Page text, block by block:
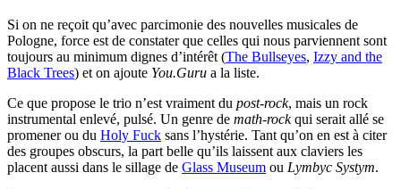
Si on ne reçoit qu’avec parcimonie des nouvelles musicales de
Pologne, force est de constater que celles qui nous parviennent sont
toujours au minimum dignes d’intérêt (The Bullseyes, Izzy and the
Black Trees) et on ajoute You.Guru a la liste.
Ce que propose le trio n’est vraiment du post-rock, mais un rock
instrumental enlevé, pulsé. Un genre de math-rockqui serait allé se
promener ou du Holy Fuck sans l’hystérie. Tant qu’on en est à citer
des groupes obscurs, la part belle qu’ils laissent aux claviers les
placent aussi dans le sillage de Glass Museum ou Lymbyc Systym.